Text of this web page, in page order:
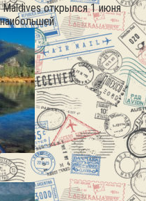
открылся 1 июня